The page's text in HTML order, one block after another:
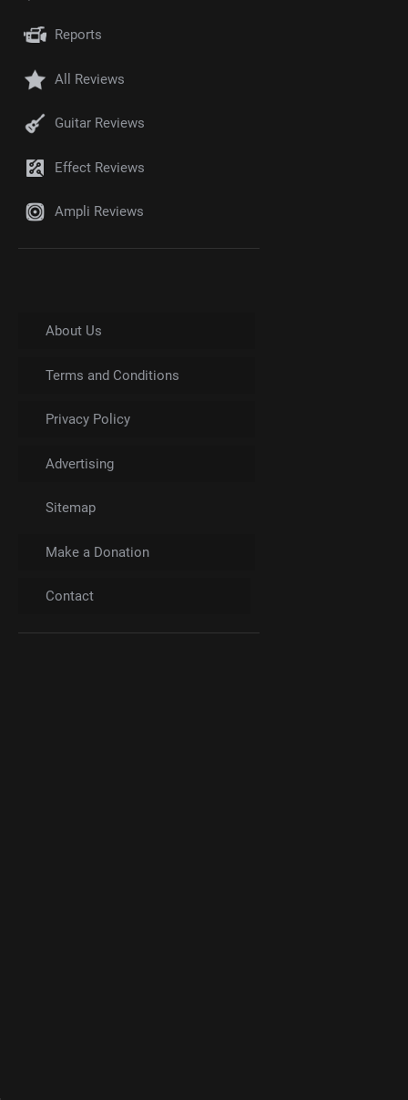
Reports
All Reviews
Guitar Reviews
Effect Reviews
Ampli Reviews
About Us
Terms and Conditions
Privacy Policy
Advertising
Sitemap
Make a Donation
Contact